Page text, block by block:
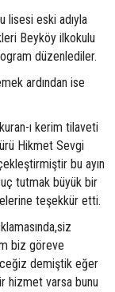
lisesi eski adıyla
Beyköy ilkokulu
düzenlediler.
ardından ise
ı kerim tilaveti
Hikmet Sevgi
bu ayın
tutmak büyük bir
teşekkür etti.
biz göreve
demiştik eğer
hizmet varsa bunu